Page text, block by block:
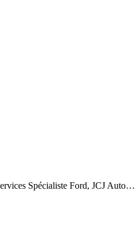
Spécialiste Ford, JCJ Auto…